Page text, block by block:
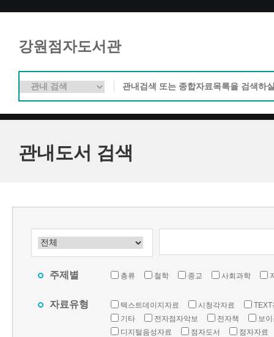
강원점자도서관
관내도서 검색
주제별 총류 철학 종교 사회과학
자료유형 텍스트데이지자료 시청각자료
TEXT
기타
전자점자악보 전자책
보
디지털음성자료
점자도서
점자자료